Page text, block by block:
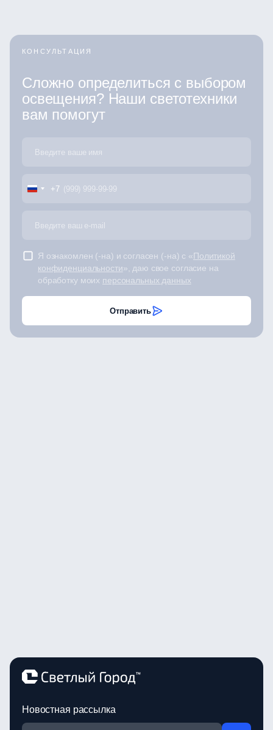
КОНСУЛЬТАЦИЯ
Сложно определиться с выбором
освещения? Наши светотехники
вам помогут
+7
Я ознакомлен (-на) и согласен (-на) с «Политикой
конфиденциальности», даю свое согласие на
обработку моих персональных данных
Отправить
Новостная рассылка